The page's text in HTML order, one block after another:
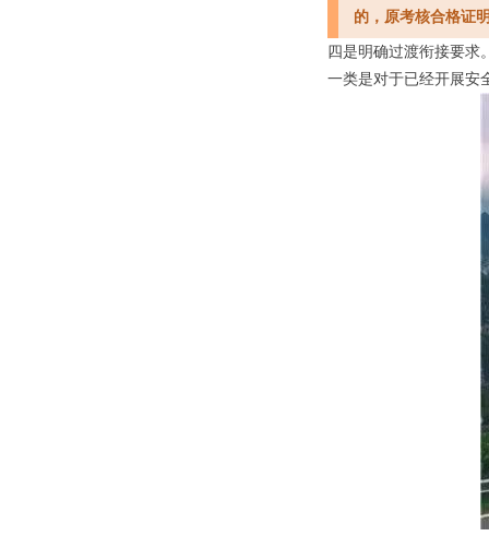
的，原考核合格证
四是明确过渡衔接要求
一类是对于已经开展安